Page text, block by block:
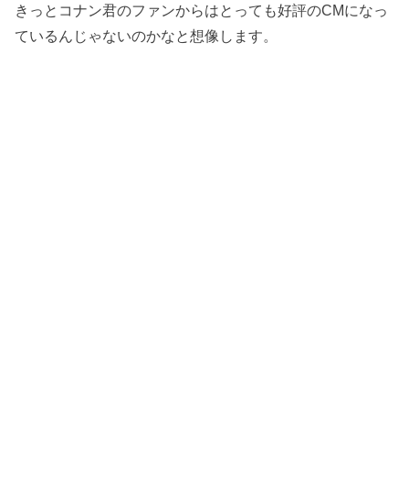
きっとコナン君のファンからはとっても好評のCMになっ
ているんじゃないのかなと想像します。